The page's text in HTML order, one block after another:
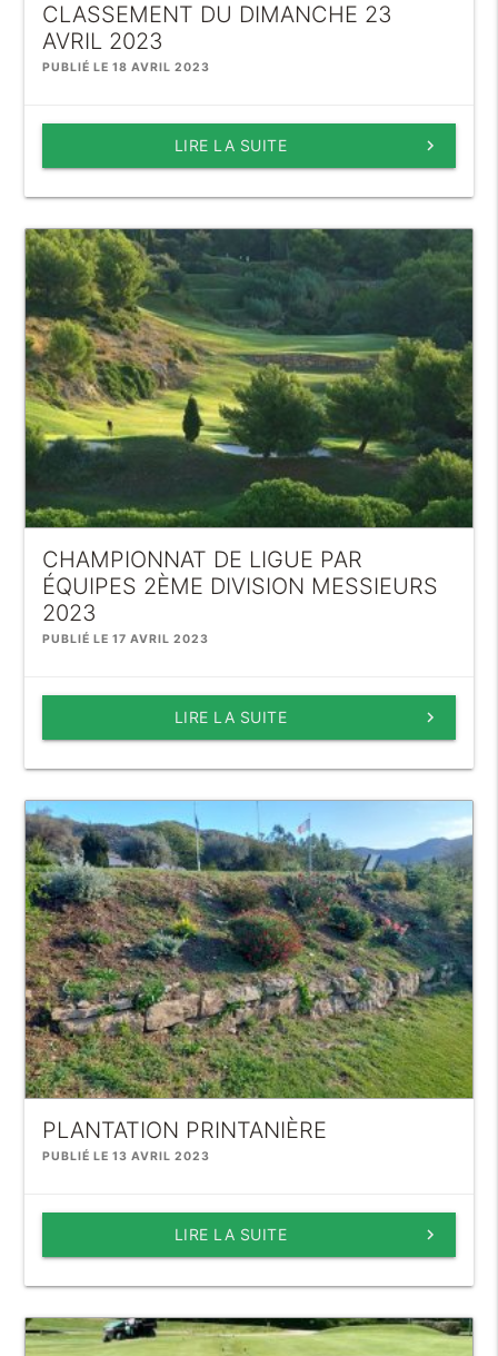
CLASSEMENT DU DIMANCHE 23
AVRIL 2023
PUBLIÉ LE 18 AVRIL 2023
keyboard_arrow_right
LIRE LA SUITE
CHAMPIONNAT DE LIGUE PAR
ÉQUIPES 2ÈME DIVISION MESSIEURS
2023
PUBLIÉ LE 17 AVRIL 2023
keyboard_arrow_right
LIRE LA SUITE
PLANTATION PRINTANIÈRE
PUBLIÉ LE 13 AVRIL 2023
keyboard_arrow_right
LIRE LA SUITE